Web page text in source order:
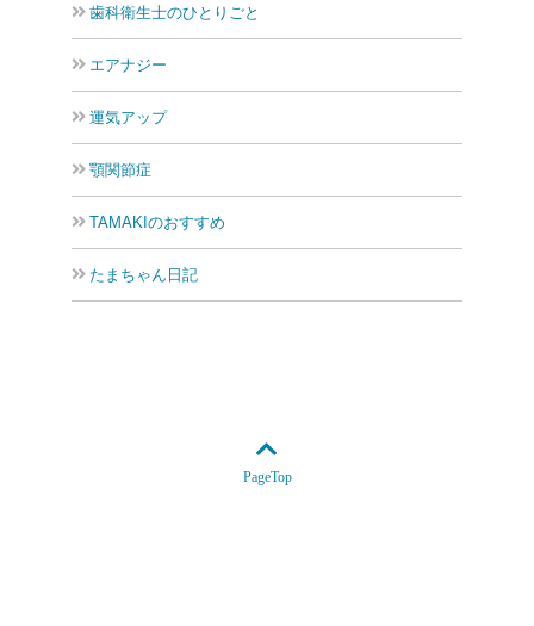
歯科衛生士のひとりごと
エアナジー
運気アップ
顎関節症
TAMAKIのおすすめ
たまちゃん日記
PageTop